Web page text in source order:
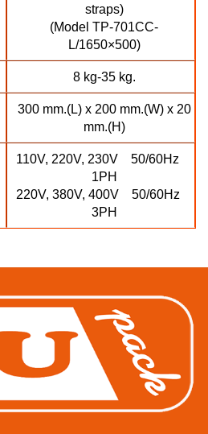
straps)
(Model TP-701CC-
L/1650×500)
8 kg-35 kg.
300 mm.(L) x 200 mm.(W) x 20
mm.(H)
110V, 220V, 230V 50/60Hz
1PH
220V, 380V, 400V 50/60Hz
3PH